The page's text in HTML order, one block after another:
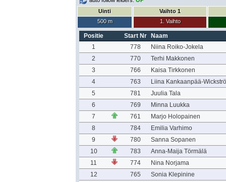
Uinti
500 m
Vaihto 1
1. Vaihto
Positie Start Nr
Naam
1
778
Niina Roiko-Jokela
2
770
Terhi Makkonen
3
766
Kaisa Tirkkonen
4
763
Liina Kankaanpää-
5
781
Juulia Tala
6
769
Minna Luukka
7
761
Marjo Holopainen
8
784
Emilia Varhimo
9
780
Sanna Sopanen
10
783
Anna-Maija Törmälä
11
774
Nina Norjama
12
765
Sonia Klepinine